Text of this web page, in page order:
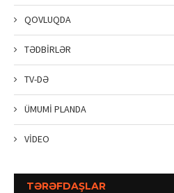
QOVLUQDA
TƏDBİRLƏR
TV-DƏ
ÜMUMİ PLANDA
VİDEO
TƏRƏFDAŞLAR